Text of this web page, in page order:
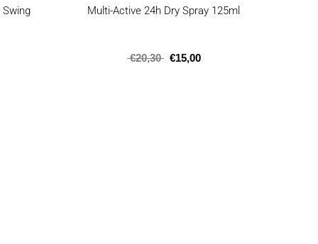
Swing
Multi-Active 24h Dry Spray 125ml
€20,30 €15,00